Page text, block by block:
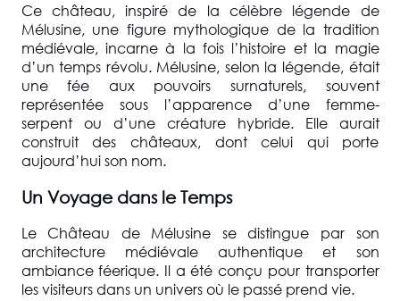
Ce château, inspiré de la célèbre légende de
Mélusine, une figure mythologique de la tradition
médiévale, incarne à la fois l’histoire et la magie
d’un temps révolu. Mélusine, selon la légende, était
une fée aux pouvoirs surnaturels, souvent
représentée sous l’apparence d’une femme-
serpent ou d’une créature hybride. Elle aurait
construit des châteaux, dont celui qui porte
aujourd’hui son nom.
Un Voyage dans le Temps
Le Château de Mélusine se distingue par son
architecture médiévale authentique et son
ambiance féerique. Il a été conçu pour transporter
les visiteurs dans un univers où le passé prend vie.